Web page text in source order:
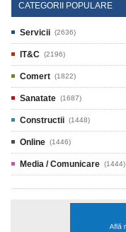
CATEGORII POPULARE
Servicii (2636)
IT&C (2196)
Comert (1822)
Sanatate (1687)
Constructii (1448)
Online (1446)
Media / Comunicare (1444)